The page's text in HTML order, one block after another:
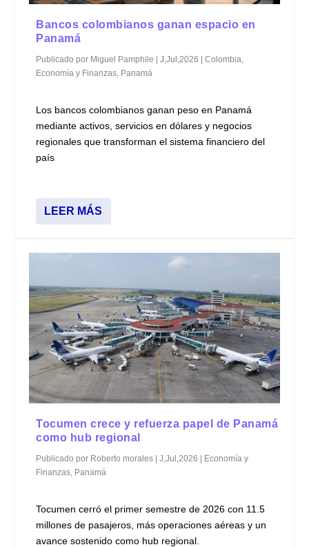
Bancos colombianos ganan espacio en
Panamá
Publicado por Miguel Pamphile |J,Jul,2026 |Colombia,
Economía y Finanzas, Panamá
Los bancos colombianos ganan peso en Panamá
mediante activos, servicios en dólares y negocios
regionales que transforman el sistema financiero del
país
LEER MÁS
Tocumen crece y refuerza papel de Panamá
como hub regional
Publicado por Roberto morales |J,Jul,2026
Economía y
Finanzas, Panamá
Tocumen cerró el primer semestre de 2026 con 11.5
millones de pasajeros, más operaciones aéreas y un
avance sostenido como hub regional.